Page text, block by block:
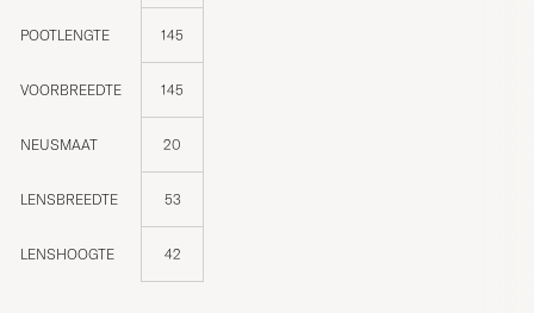
POOTLENGTE 145
VOORBREEDTE 145
NEUSMAAT 20
LENSBREEDTE 53
LENSHOOGTE 42